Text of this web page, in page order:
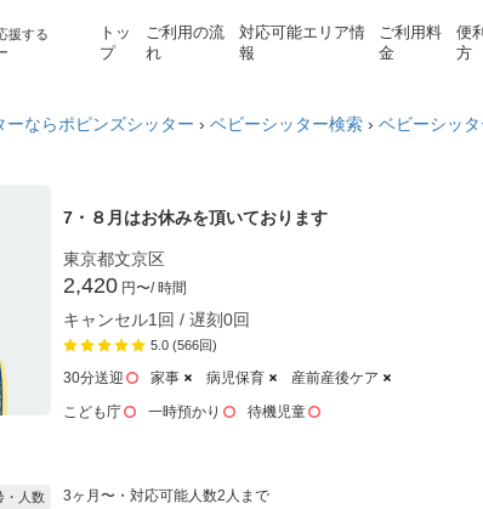
援する
トッ
プ
ご利用の流
れ
対応可能エリア情
報
ご利用料
金
便
方
ーならポピンズシッター › ベビーシッター検索 › ベビーシッタ
7・８月はお休みを頂いております
東京都文京区
2,420 円〜/ 時間
キャンセル1回 / 遅刻0回
5.0 (566回)
30分送迎 家事 病児保育
産前産後ケア
こども庁
一時預かり 待機児童
・人数 3ヶ月〜・対応可能人数2人まで